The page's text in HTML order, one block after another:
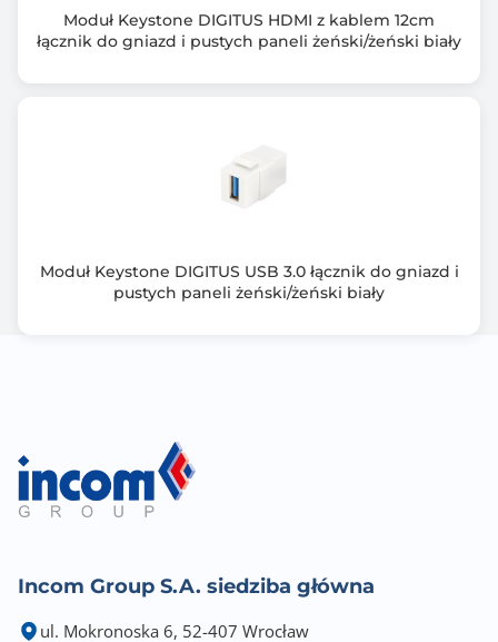
Moduł Keystone DIGITUS HDMI z kablem 12cm
łącznik do gniazd i pustych paneli żeński/żeński biały
Moduł Keystone DIGITUS USB 3.0 łącznik do gniazd i
pustych paneli żeński/żeński biały
Incom Group S.A. siedziba główna
ul. Mokronoska 6, 52-407 Wrocław